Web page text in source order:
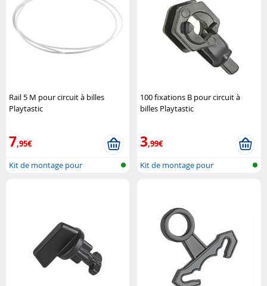
Rail 5 M pour circuit à billes
Playtastic
7,95€
Kit de montage pour
100 fixations B pour circuit à
billes Playtastic
3,99€
Kit de montage pour